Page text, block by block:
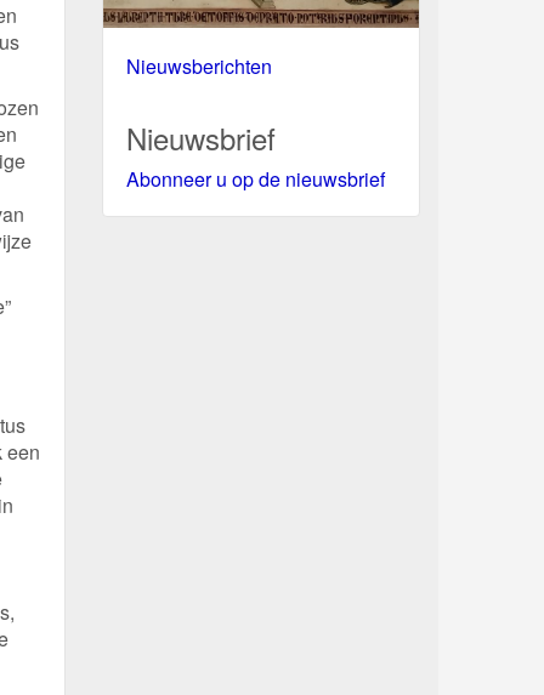
een
Nieuwsberichten
Nieuwsbrief
Abonneer u op de nieuwsbrief